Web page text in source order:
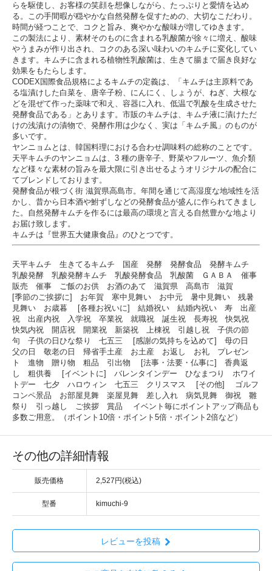
らを駆使し、お客様の笑顔を想像しながら、たっぷりと愛情を込め
る。この手間暇が穏やかな自然発酵を促すための、大切なこだわり。
時間が経つことで、コクと旨み、爽やかな酸味が増してゆきます。
この製法により、素材そのものに含まれる乳酸菌が徐々に増え、酸味
やうまみが作り出され、コクのある深い味わいのキムチに変化してい
きます。キムチに含まれる植物性乳酸菌は、生きて腸まで届き良好な
効果をもたらします。
CODEX国際食品規格によるキムチの定義は、「キムチは主原料であ
る塩漬けした白菜を、唐辛子粉、にんにく、しょうが、ねぎ、大根な
どを混ぜて作った薬味で和え、容器に入れ、低温で乳酸を生成させた
発酵食品である」とあります。市販のキムチは、キムチ液に漬けただ
けの浅漬けの漬物で、発酵作用は少なく、実は「キムチ風」のものが
多いです。
ヤンニョムとは、韓国料理における合わせ調味料の総称のことです。
天平キムチのヤンニョムは、3 種の唐辛子、野菜やフルーツ、魚介類
など様々な素材の旨みを最大限に引き出せるようオリジナルの配合に
てブレンドしております。
発酵食品が根づく街 滋賀県高島市。年間を通じて高湿度な地域性を活
かし、昔から日本酒や鮒ずしなどの発酵食品が盛んに作られてきまし
た。自然発酵キムチを作るには最高の環境と言える自然豊かな地より
お届け致します。
キムチは『世界五大健康食品』のひとつです。
天平キムチ 生きてるキムチ 国産 発酵 発酵食品 発酵キムチ
乳酸発酵 乳酸発酵キムチ 乳酸発酵食品 乳酸菌 ＧＡＢＡ 催事
販売 催事 ご飯のお供 お酒のあて 滋賀県 高島市 滋賀
[季節のご挨拶に] お年賀 寒中見舞い お中元 暑中見舞い 残暑
見舞い お歳暮 [各種お祝いに] 結婚祝い 結婚内祝い 寿 出産
祝 出産内祝 入学祝 卒業祝 就職祝 誕生祝 長寿祝 快気祝
快気内祝 開店祝 開業祝 新築祝 上棟祝 引越し祝 子供の節
句 子供の日ひな祭り 七五三 [感謝の気持ちを込めて] 母の日
父の日 敬老の日 帰省手土産 お土産 お返し お礼 プレゼン
ト 進物 贈り物 粗品 引出物 [法事・法要・仏事に] 香典返
し 粗供養 [イベントに] バレンタインデー ひなまつり ホワイ
トデー 七夕 ハロウィン 七五三 クリスマス [その他] ゴルフ
コンペ景品 お部屋見舞 楽屋見舞 差し入れ 病気見舞 御祝 雛
祭り 引っ越し ご挨拶 賞品 イベント毎にポイントアップ商品も
多数ご用意。（ポイント10倍・ポイント5倍・ポイント2倍など）
その他の詳細情報
販売価格 2,527円(税込)
型番 kimuchi-9
レビューを投稿